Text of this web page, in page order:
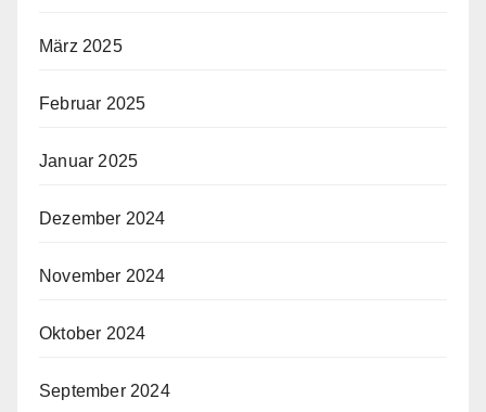
März 2025
Februar 2025
Januar 2025
Dezember 2024
November 2024
Oktober 2024
September 2024